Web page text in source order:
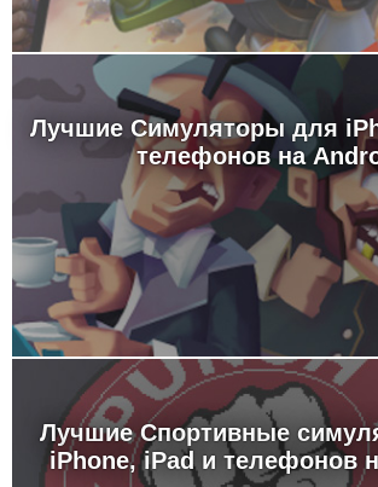
Лучшие Симуляторы для
телефонов на
Лучшие Спортивные
iPhone, iPad и телефонов